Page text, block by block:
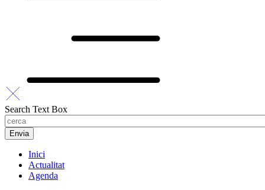
Search Text Box
Inici
Actualitat
Agenda